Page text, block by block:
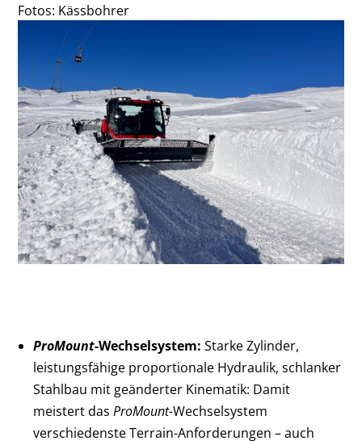
Fotos: Kässbohrer
ProMount-Wechselsystem: Starke Zylinder,
leistungsfähige proportionale Hydraulik, schlanker
Stahlbau mit geänderter Kinematik: Damit
meistert das ProMount-Wechselsystem
verschiedenste Terrain-Anforderungen – auch